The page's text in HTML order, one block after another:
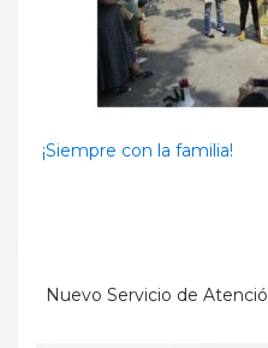
¡Siempre con la familia!
Nuevo Servicio de